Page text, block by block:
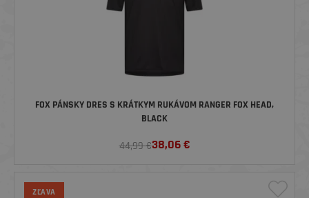
FOX PÁNSKY DRES S KRÁTKYM RUKÁVOM RANGER FOX HEAD,
BLACK
44,99 €38,06€
ZĽAVA